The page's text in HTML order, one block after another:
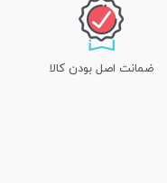
ضمانت اصل بودن کالا